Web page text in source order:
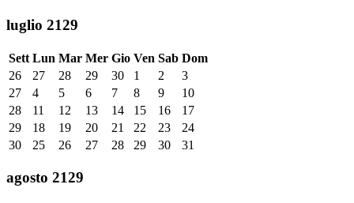
luglio 2129
Sett Lun Mar Mer Gio Ven Sab Dom
26
27 28 29 30 1 2
3
27
4 5 6 7 8 9
10
28
11 12 13 14 15 16
17
29
18 19 20 21 22 23
24
30
25 26 27 28 29 30 31
agosto 2129